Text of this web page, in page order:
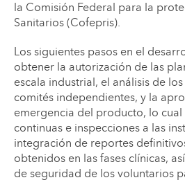
la Comisión Federal para la
Sanitarios (Cofepris).
Los siguientes pasos en el
obtener la autorización de las
escala industrial, el análisis de
comités independientes, y la
emergencia del producto, lo cual
continuas e inspecciones a las
integración de reportes
obtenidos en las fases clínicas,
de seguridad de los voluntarios